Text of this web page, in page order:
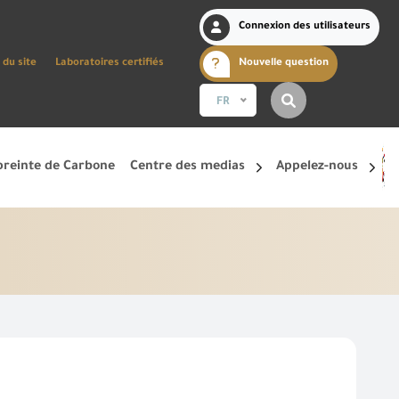
du site Laboratoires certifiés
Connexion des utilisateurs
Nouvelle question
FR
de Carbone Centre des medias Appelez-nous